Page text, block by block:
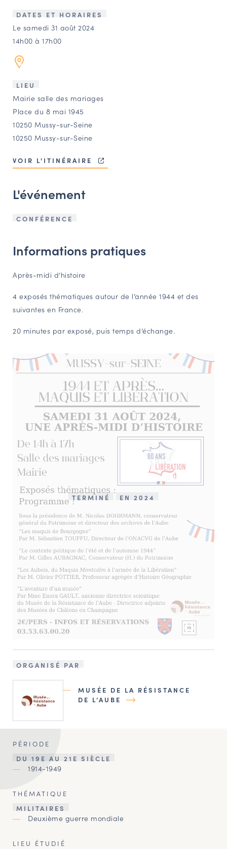
CONTACT
Agenda
Annuaire
Ressources
OFFRES D’EMPLOI ET DE STAGE
OUTILS EN LIGNE
Espace acteurs
PORTAIL CULTURE
Comité d'Histoire Régionale
Service Inventaire et Patrimoines de la Région Grand Est
Amateurs d’histoire et de patrimoine
Responsables de structures
Étudiants & chercheurs
DATES ET HORAIRES
Le samedi 31 août 2024
14h00 à 17h00
LIEU
Mairie salle des mariages
Place du 8 mai 1945
10250 Mussy-sur-Seine
10250 Mussy-sur-Seine
VOIR L'ITINÉRAIRE
L'événement
CONFÉRENCE
Informations pratiques
Après-midi d’histoire
4 exposés thématiques autour de l’année 1944 et des
suivantes en France.
20 minutes par exposé, puis temps d’échange.
TERMINÉ EN 2024
ORGANISÉ PAR
MUSÉE DE LA RÉSISTANCE
DE L’AUBE
PÉRIODE
DU 19E AU 21E SIÈCLE
1914-1949
THÉMATIQUE
MILITAIRES
Deuxième guerre mondiale
LIEU ÉTUDIÉ